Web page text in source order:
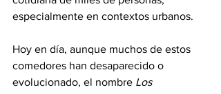
especialmente en contextos urbanos.
Hoy en día, aunque muchos de estos
comedores han desaparecido o
evolucionado, el nombre Los